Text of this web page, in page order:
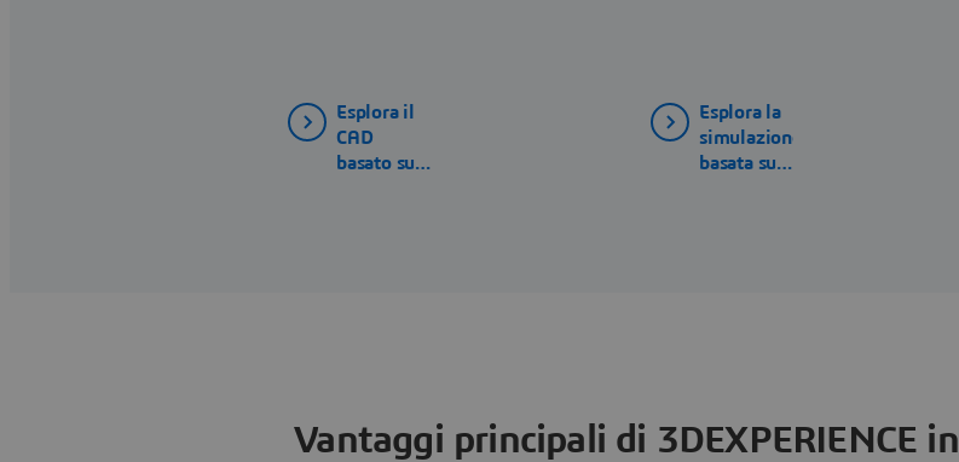
Esplora il
CAD
basato sul
Esplora la
simulazione
basata sul
Vantaggi principali di 3DEXPERIENCE in